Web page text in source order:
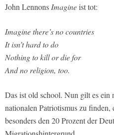
John LennonsImagineist tot:
Imagine there’s no countries
It isn’t hard to do
Nothing to kill or die for
And no religion, too.
Das ist old school. Nun gilt es ein
nationalen Patriotismus zu
besonders den 20 Prozent der